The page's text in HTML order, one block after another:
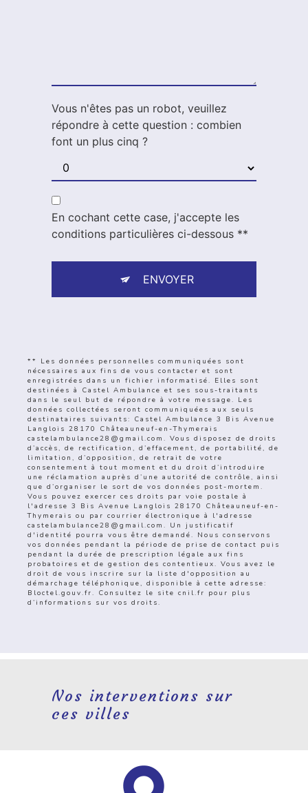
Vous n'êtes pas un robot, veuillez
répondre à cette question : combien
font un plus cinq ?
En cochant cette case, j'accepte les
conditions particulières ci-dessous **
ENVOYER
** Les données personnelles communiquées sont
nécessaires aux fins de vous contacter et sont
enregistrées dans un fichier informatisé. Elles sont
destinées à Castel Ambulance et ses sous-traitants
dans le seul but de répondre à votre message. Les
données collectées seront communiquées aux seuls
destinataires suivants: Castel Ambulance 3 Bis Avenue
Langlois 28170 Châteauneuf-en-Thymerais
castelambulance28@gmail.com. Vous disposez de droits
d’accès, de rectification, d’effacement, de portabilité, de
limitation, d’opposition, de retrait de votre
consentement à tout moment et du droit d’introduire
une réclamation auprès d’une autorité de contrôle, ainsi
que d’organiser le sort de vos données post-mortem.
Vous pouvez exercer ces droits par voie postale à
l'adresse 3 Bis Avenue Langlois 28170 Châteauneuf-en-
Thymerais ou par courrier électronique à l'adresse
castelambulance28@gmail.com. Un justificatif
d'identité pourra vous être demandé. Nous conservons
vos données pendant la période de prise de contact puis
pendant la durée de prescription légale aux fins
probatoires et de gestion des contentieux. Vous avez le
droit de vous inscrire sur la liste d'opposition au
démarchage téléphonique, disponible à cette adresse:
Bloctel.gouv.fr. Consultez le site cnil.fr pour plus
d’informations sur vos droits.
Nos interventions sur
ces villes